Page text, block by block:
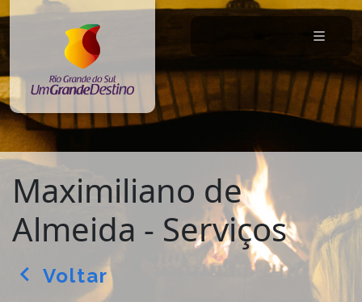
Maximiliano de
Almeida - Serviços
arrow_back_ios Voltar